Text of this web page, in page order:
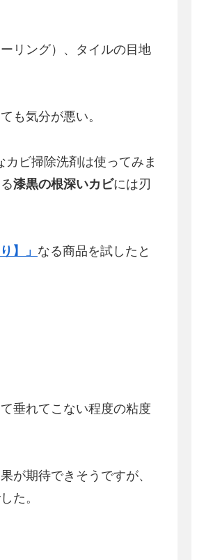
リング）、タイルの目地
も気分が悪い。
ビ掃除洗剤は使ってみま
漆黒の根深いカビには刃
】」 なる商品を試したと
垂れてこない程度の粘度
が期待できそうですが、
た。